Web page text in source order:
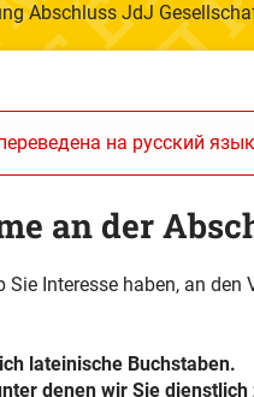
Abschluss JdJ
на русский
an der
Sie Interesse haben, an
lateinische Buchstaben.
denen wir Sie